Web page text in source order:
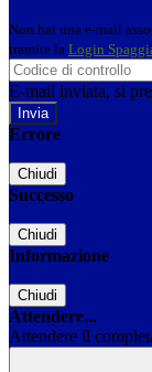
Non hai una e-mail
tramite la Login
E-mail inviata, si
Errore
Chiudi
Successo
Chiudi
Informazione
Chiudi
Attendere...
Attendere il